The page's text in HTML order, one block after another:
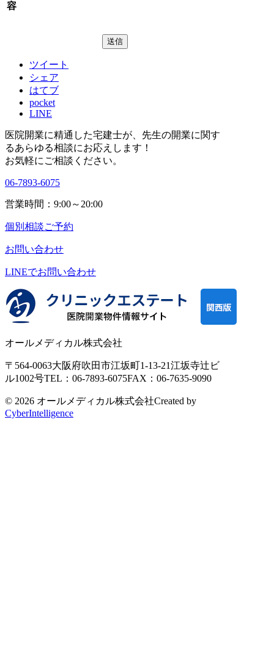
容
ツイート
シェア
はてブ
pocket
LINE
医院開業に精通した宅建士が、 先生の開業に関す
るあらゆる相談にお応えします！
お気軽にご相談ください。
06-7893-6075
営業時間：9:00～20:00
個別相談ご予約
お問い合わせ
LINEでお問い合わせ
オールメディカル株式会社
〒564-0063大阪府吹田市江坂町1-13-21江坂寺辻ビ
ル1002号TEL：06-7893-6075FAX：06-7635-9090
© 2026 オールメディカル株式会社Created by
CyberIntelligence